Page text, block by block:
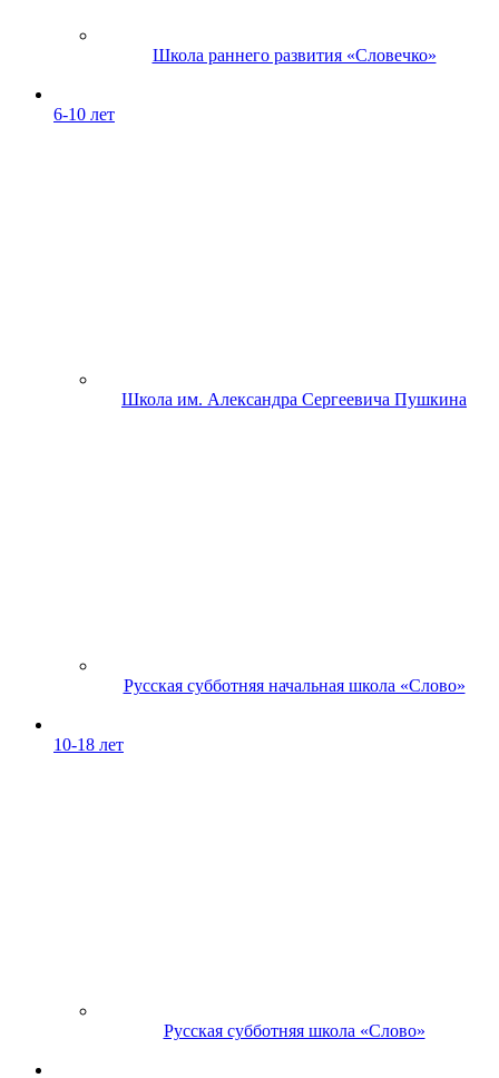
Школа раннего развития «Словечко»
6-10 лет
Школа им. Александра Сергеевича Пушкина
Русская субботняя начальная школа «Слово»
10-18 лет
Русская субботняя школа «Слово»